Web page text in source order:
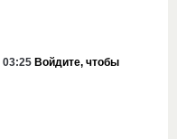
03:25 Войдите, чтобы